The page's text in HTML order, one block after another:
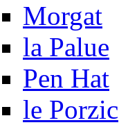
Morgat
la Palue
Pen Hat
le Porzic